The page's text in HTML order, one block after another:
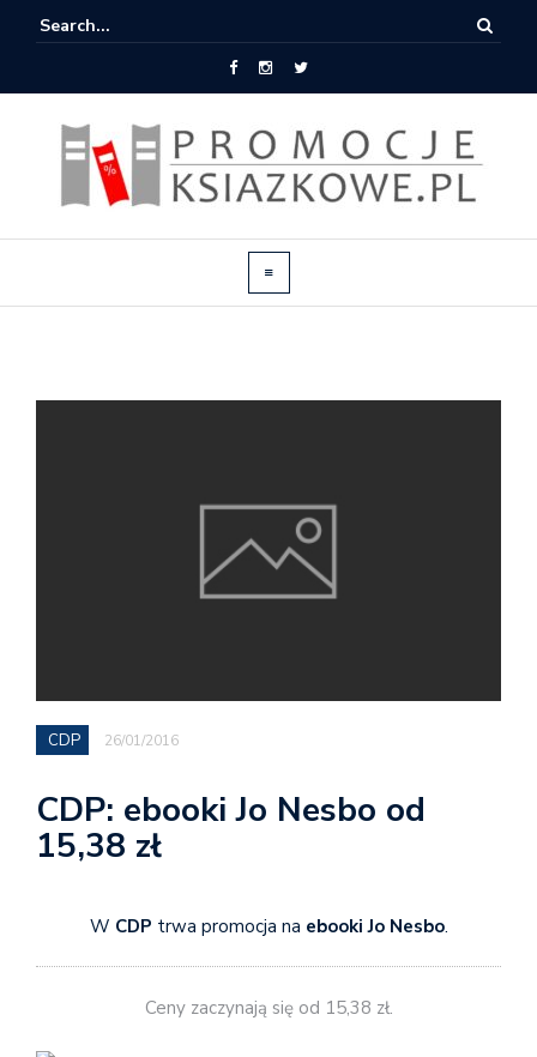
CDP 26/01/2016
CDP: ebooki Jo Nesbo od
15,38 zł
W CDP trwa promocja na ebooki Jo Nesbo.
Ceny zaczynają się od 15,38 zł.